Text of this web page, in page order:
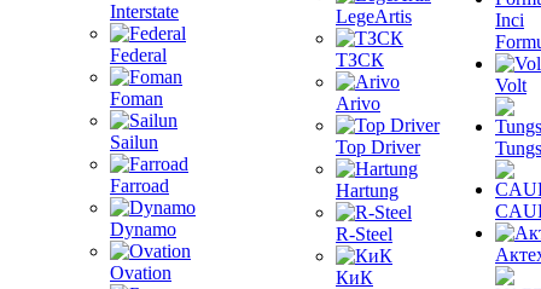
Interstate
Federal
Foman
Sailun
Farroad
Dynamo
Ovation
LegeArtis
ТЗСК
Arivo
Top Driver
Hartung
R-Steel
КиК
Inci
Volt